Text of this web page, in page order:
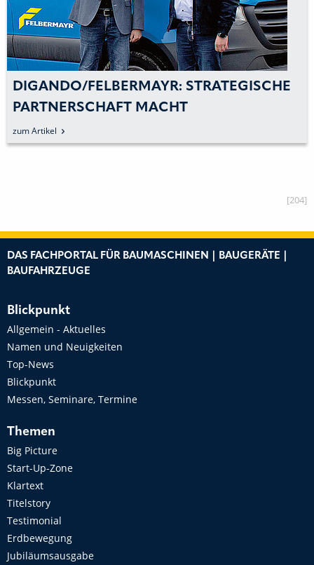
DIGANDO/FELBERMAYR: STRATEGISCHE
PARTNERSCHAFT MACHT
ARBEITSBÜHNEN ÖSTERREICHWEIT
VERFÜGBAR
zum Artikel
[204]
DAS FACHPORTAL FÜR BAUMASCHINEN | BAUGERÄTE |
BAUFAHRZEUGE
Blickpunkt
Allgemein - Aktuelles
Namen und Neuigkeiten
Top-News
Blickpunkt
Messen, Seminare, Termine
Themen
Big Picture
Start-Up-Zone
Klartext
Titelstory
Testimonial
Erdbewegung
Jubiläumsausgabe